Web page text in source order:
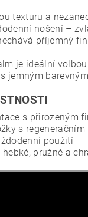
texturu a
nošení –
příjemný
je ideální
jemným
s přirozeným
s regeneračním
použití
pružné a